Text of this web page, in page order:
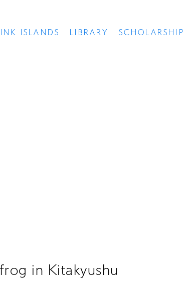
ISLANDS LIBRARY SCHOLARSHIP
in Kitakyushu